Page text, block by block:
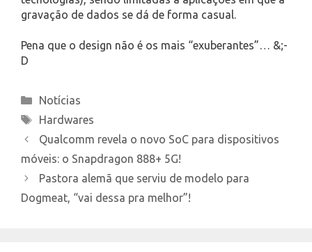
gravação de dados se dá de forma casual.
Pena que o design não é os mais “exuberantes”… &;-
D
Categories
Notícias
Tags
Hardwares
Qualcomm revela o novo SoC para dispositivos
móveis: o Snapdragon 888+ 5G!
Pastora alemã que serviu de modelo para
Dogmeat, “vai dessa pra melhor”!